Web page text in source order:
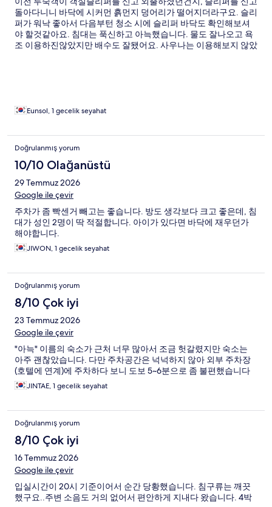
돌아다니니 바닥에 시커먼 흙먼지 덩어리가 떨어지더라구요. 슬리
퍼가 워낙 좋아서 다음부턴 청소 시에 슬리퍼 바닥도 확인해보셔
야 할것같아요. 침대는 푹신하고 아늑했습니다. 물도 잘나오고 욕
조 이용하진않았지만 배수도 잘됐어요. 사우나는 이용해보지 않았
Eunsol, 1 gecelik seyahat
Doğrulanmış yorum
10/10 Olağanüstü
29 Temmuz 2026
Google ile çevir
주차가 좀 빡센거 빼고는 좋습니다. 방도 생각보다 크고 좋은데, 침
대가 성인 2명이 딱 적절합니다. 아이가 있다면 바닥에 재우던가
해야합니다.
JIWON, 1 gecelik seyahat
Doğrulanmış yorum
8/10 Çok iyi
23 Temmuz 2026
Google ile çevir
"아늑" 이름의 숙소가 근처 너무 많아서 조금 헛갈렸지만 숙소는
아주 괜찮았습니다. 다만 주차공간은 넉넉하지 않아 외부 주차장
(호텔에 연계)에 주차하다 보니 도보 5~6분으로 좀 불편했습니다
JINTAE, 1 gecelik seyahat
Doğrulanmış yorum
8/10 Çok iyi
16 Temmuz 2026
Google ile çevir
입실시간이 20시 기준이어서 순간 당황했습니다. 침구류는 깨끗
했구요..주변 소음도 거의 없어서 편안하게 지내다 왔습니다. 4박